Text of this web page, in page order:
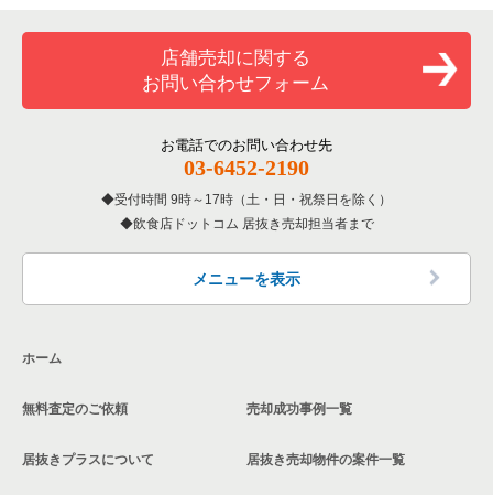
洋食の居抜き売却物件の案件一覧
その他の居抜き売却物件の案件一覧
名古屋市天白区の飲食店の居抜き売却物件の案件一覧
名古屋市南区の飲食店の居抜き売却物件の案件一覧
西春日井郡の飲食店の居抜き売却物件の案件一覧
名古屋市緑区の飲食店の居抜き売却物件の案件一覧
あま市の飲食店の居抜き売却物件の案件一覧
名古屋市港区の飲食店の居抜き売却物件の案件一覧
愛知県のバーの居抜き売却物件の案件一覧
愛知県の居酒屋・ダイニングバーの居抜き売却物件の案件一覧
愛知県の専門料理の居抜き売却物件の案件一覧
愛知県の和食の居抜き売却物件の案件一覧
愛知県の洋食の居抜き売却物件の案件一覧
名古屋市中区の居酒屋・ダイニングバーの居抜き売却物件の案
名古屋市中区の洋食の居抜き売却物件の案件一覧
名古屋市中区のその他の居抜き売却物件の案件一覧
店舗売却に関する
お問い合わせフォーム
お電話でのお問い合わせ先
03-6452-2190
受付時間 9時～17時（土・日・祝祭日を除く）
飲食店ドットコム 居抜き売却担当者まで
メニューを表示
ホーム
無料査定のご依頼
居抜きプラスについて
売却成功事例一覧
居抜き売却物件の案件一覧